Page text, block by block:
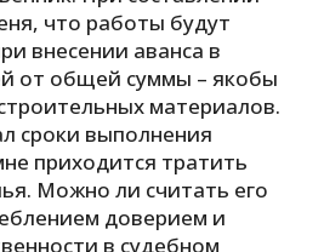
У
Х
Ч
Я
что работы будут
внесении аванса в
от общей суммы – якобы
материалов.
сроки выполнения
приходится тратить
Можно ли считать его
доверием и
в судебном